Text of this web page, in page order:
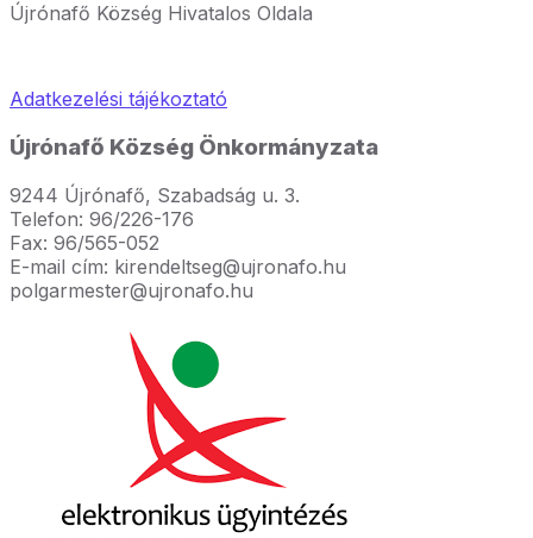
Újrónafő Község Hivatalos Oldala
Adatkezelési tájékoztató
Újrónafő Község Önkormányzata
9244 Újrónafő, Szabadság u. 3.
Telefon: 96/226-176
Fax: 96/565-052
E-mail cím: kirendeltseg@ujronafo.hu
polgarmester@ujronafo.hu